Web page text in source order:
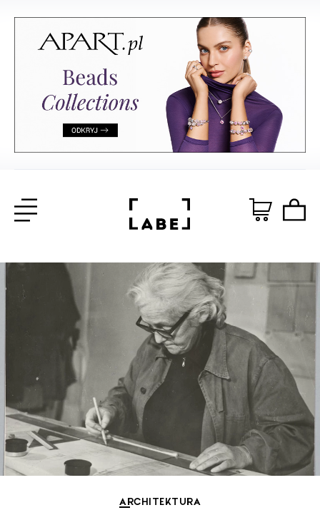
ARCHITEKTURA